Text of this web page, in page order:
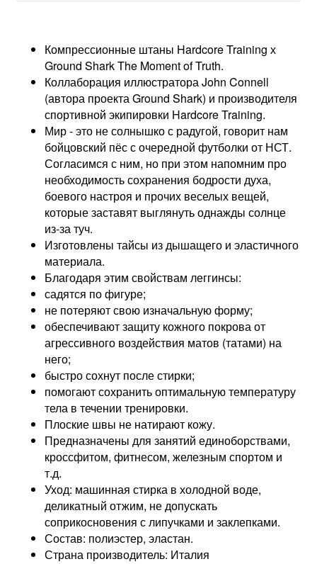
Компрессионные штаны Hardcore Training х
Ground Shark The Moment of Truth.
Коллаборация иллюстратора John Connell
(автора проекта Ground Shark) и производителя
спортивной экипировки Hardcore Training.
Мир - это не солнышко с радугой, говорит нам
бойцовский пёс с очередной футболки от НСТ.
Согласимся с ним, но при этом напомним про
необходимость сохранения бодрости духа,
боевого настроя и прочих веселых вещей,
которые заставят выглянуть однажды солнце
из-за туч.
Изготовлены тайсы из дышащего и эластичного
материала.
Благодаря этим свойствам леггинсы:
садятся по фигуре;
не потеряют свою изначальную форму;
обеспечивают защиту кожного покрова от
агрессивного воздействия матов (татами) на
него;
быстро сохнут после стирки;
помогают сохранить оптимальную температуру
тела в течении тренировки.
Плоские швы не натирают кожу.
Предназначены для занятий единоборствами,
кроссфитом, фитнесом, железным спортом и
т.д.
Уход: машинная стирка в холодной воде,
деликатный отжим, не допускать
соприкосновения с липучками и заклепками.
Состав: полиэстер, эластан.
Страна производитель: Италия